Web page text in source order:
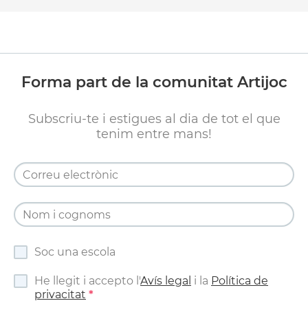
Forma part de la comunitat Artijoc
Subscriu-te i estigues al dia de tot el que
tenim entre mans!
Soc una escola
He llegit i accepto l'Avís legal i la Política de
privacitat